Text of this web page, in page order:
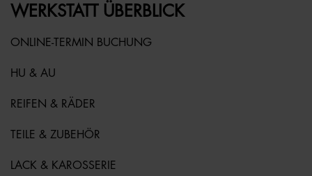
WERKSTATT ÜBERBLICK
ONLINE-TERMIN BUCHUNG
HU & AU
REIFEN & RÄDER
TEILE & ZUBEHÖR
LACK & KAROSSERIE